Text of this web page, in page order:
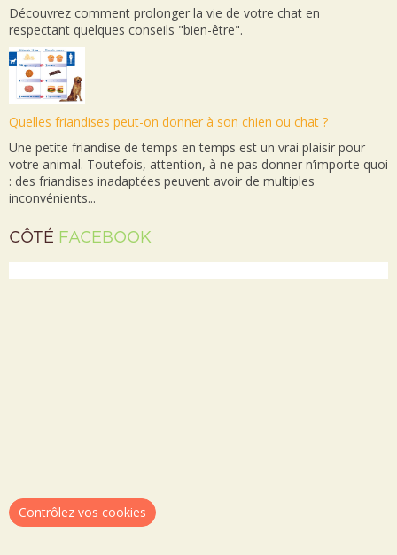
Découvrez comment prolonger la vie de votre chat en
respectant quelques conseils "bien-être".
Quelles friandises peut-on donner à son chien ou chat ?
Une petite friandise de temps en temps est un vrai plaisir pour
votre animal. Toutefois, attention, à ne pas donner n’importe quoi
: des friandises inadaptées peuvent avoir de multiples
inconvénients...
CÔTÉ FACEBOOK
Contrôlez vos cookies